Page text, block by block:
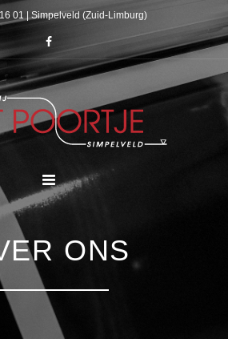
01 | Simpelveld (Zuid-Limburg)
ONS